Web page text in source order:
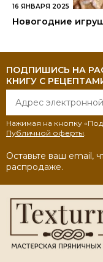
16 ЯНВАРЯ 2025
Новогодние
ПОДПИШИСЬ НА
КНИГУ С
Нажимая на кнопку
Публичной оферты
Оставьте ваш email,
распродаже.